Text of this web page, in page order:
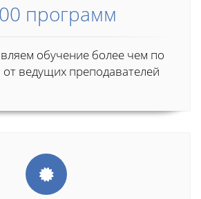
программ
обучение более чем по
от ведущих преподавателей